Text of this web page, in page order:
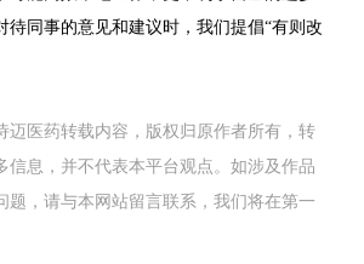
待同事的意见和建议时，我们提倡“有则改
迈医药转载内容，版权归原作者所有，转
信息，并不代表本平台观点。如涉及作品
题，请与本网站留言联系，我们将在第一